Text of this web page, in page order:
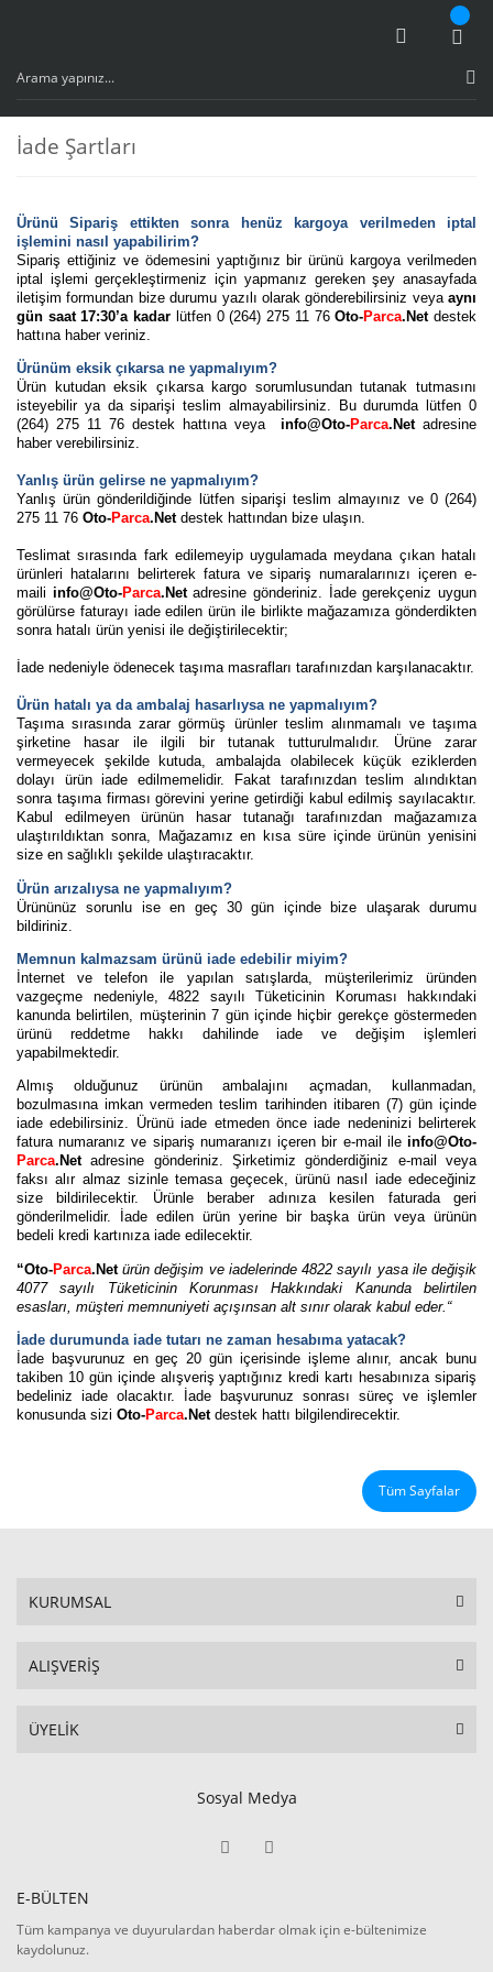
İade Şartları
Ürünü Sipariş ettikten sonra henüz kargoya verilmeden iptal
işlemini nasıl yapabilirim?
Sipariş ettiğiniz ve ödemesini yaptığınız bir ürünü kargoya verilmeden
iptal işlemi gerçekleştirmeniz için yapmanız gereken şey anasayfada
iletişim formundan bize durumu yazılı olarak gönderebilirsiniz veya aynı
gün saat 17:30’a kadar lütfen 0 (264) 275 11 76Oto-Parca.Netdestek
hattına haber veriniz.
Ürünüm eksik çıkarsa ne yapmalıyım?
Ürün kutudan eksik çıkarsa kargo sorumlusundan tutanak tutmasını
isteyebilir ya da siparişi teslim almayabilirsiniz. Bu durumda lütfen 0
(264) 275 11 76 destek hattına veya info@Oto-Parca.Net adresine
haber verebilirsiniz.
Yanlış ürün gelirse ne yapmalıyım?
Yanlış ürün gönderildiğinde lütfen siparişi teslim almayınız ve 0 (264)
275 11 76 Oto-Parca.Netdestek hattından bize ulaşın.
Teslimat sırasında fark edilemeyip uygulamada meydana çıkan hatalı
ürünleri hatalarını belirterek fatura ve sipariş numaralarınızı içeren e-
maili info@Oto-Parca.Netadresine gönderiniz. İade gerekçeniz uygun
görülürse faturayı iade edilen ürün ile birlikte mağazamıza gönderdikten
sonra hatalı ürün yenisi ile değiştirilecektir;
İade nedeniyle ödenecek taşıma masrafları tarafınızdan karşılanacaktır.
Ürün hatalı ya da ambalaj hasarlıysa ne yapmalıyım?
Taşıma sırasında zarar görmüş ürünler teslim alınmamalı ve taşıma
şirketine hasar ile ilgili bir tutanak tutturulmalıdır. Ürüne zarar
vermeyecek şekilde kutuda, ambalajda olabilecek küçük eziklerden
dolayı ürün iade edilmemelidir. Fakat tarafınızdan teslim alındıktan
sonra taşıma firması görevini yerine getirdiği kabul edilmiş sayılacaktır.
Kabul edilmeyen ürünün hasar tutanağı tarafınızdan mağazamıza
ulaştırıldıktan sonra, Mağazamız en kısa süre içinde ürünün yenisini
size en sağlıklı şekilde ulaştıracaktır.
Ürün arızalıysa ne yapmalıyım?
Ürününüz sorunlu ise en geç 30 gün içinde bize ulaşarak durumu
bildiriniz.
Memnun kalmazsam ürünü iade edebilir miyim?
İnternet ve telefon ile yapılan satışlarda, müşterilerimiz üründen
vazgeçme nedeniyle, 4822 sayılı Tüketicinin Koruması hakkındaki
kanunda belirtilen, müşterinin 7 gün içinde hiçbir gerekçe göstermeden
ürünü reddetme hakkı dahilinde iade ve değişim işlemleri
yapabilmektedir.
Almış olduğunuz ürünün ambalajını açmadan, kullanmadan,
bozulmasına imkan vermeden teslim tarihinden itibaren (7) gün içinde
iade edebilirsiniz. Ürünü iade etmeden önce iade nedeninizi belirterek
fatura numaranız ve sipariş numaranızı içeren bir e-mail ile info@Oto-
Parca.Netadresine gönderiniz. Şirketimiz gönderdiğiniz e-mail veya
faksı alır almaz sizinle temasa geçecek, ürünü nasıl iade edeceğiniz
size bildirilecektir. Ürünle beraber adınıza kesilen faturada geri
gönderilmelidir. İade edilen ürün yerine bir başka ürün veya ürünün
bedeli kredi kartınıza iade edilecektir.
“Oto-Parca.Netürün değişim ve iadelerinde 4822 sayılı yasa ile değişik
4077 sayılı Tüketicinin Korunması Hakkındaki Kanunda belirtilen
esasları, müşteri memnuniyeti açışınsan alt sınır olarak kabul eder.“
İade durumunda iade tutarı ne zaman hesabıma yatacak?
İade başvurunuz en geç 20 gün içerisinde işleme alınır, ancak bunu
takiben 10 gün içinde alışveriş yaptığınız kredi kartı hesabınıza sipariş
bedeliniz iade olacaktır. İade başvurunuz sonrası süreç ve işlemler
konusunda sizi Oto-Parca.Netdestek hattı bilgilendirecektir.
Tüm Sayfalar
KURUMSAL
ALIŞVERİŞ
ÜYELİK
Sosyal Medya
E-BÜLTEN
Tüm kampanya ve duyurulardan haberdar olmak için e-bültenimize
kaydolunuz.